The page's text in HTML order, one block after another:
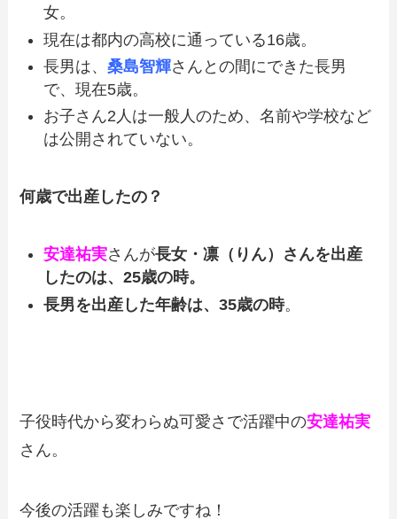
女。
現在は都内の高校に通っている16歳。
長男は、桑島智輝さんとの間にできた長男
で、現在5歳。
お子さん2人は一般人のため、名前や学校など
は公開されていない。
何歳で出産したの？
安達祐実さんが長女・凛（りん） さんを出産
したのは、25歳の時。
長男を出産した年齢は、35歳の時。
子役時代から変わらぬ可愛さで活躍中の安達祐実
さん。
今後の活躍も楽しみですね！